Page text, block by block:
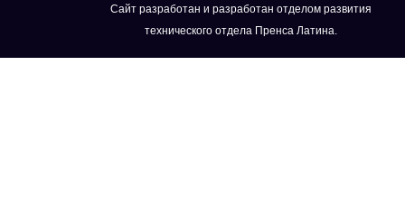
Сайт разработан и разработан отделом развития
технического отдела Пренса Латина.